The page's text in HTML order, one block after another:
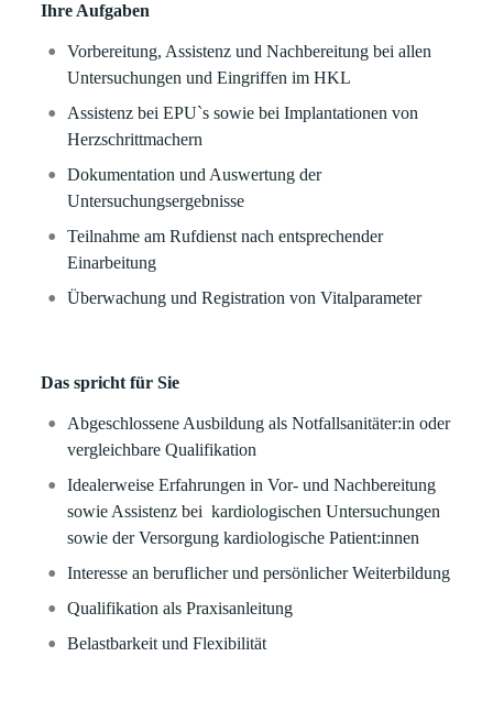
Ihre Aufgaben
Vorbereitung, Assistenz und Nachbereitung bei allen
Untersuchungen und Eingriffen im HKL
Assistenz bei EPU`s sowie bei Implantationen von
Herzschrittmachern
Dokumentation und Auswertung der
Untersuchungsergebnisse
Teilnahme am Rufdienst nach entsprechender
Einarbeitung
Überwachung und Registration von Vitalparameter
Das spricht für Sie
Abgeschlossene Ausbildung als Notfallsanitäter:in oder
vergleichbare Qualifikation
Idealerweise Erfahrungen in Vor- und Nachbereitung
sowie Assistenz bei kardiologischen Untersuchungen
sowie der Versorgung kardiologische Patient:innen
Interesse an beruflicher und persönlicher Weiterbildung
Qualifikation als Praxisanleitung
Belastbarkeit und Flexibilität